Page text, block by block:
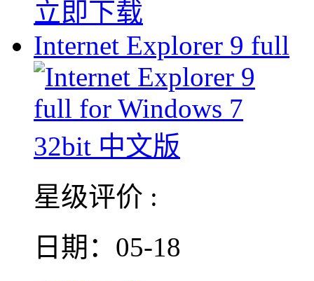
立即下载
Internet Explorer 9 full
星级评价 :
日期：05-18